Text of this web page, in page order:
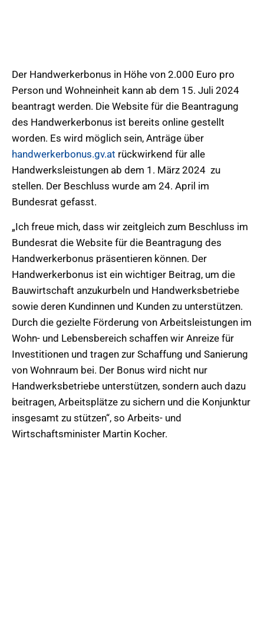
Der Handwerkerbonus in Höhe von 2.000 Euro pro
Person und Wohneinheit kann ab dem 15. Juli 2024
beantragt werden. Die Website für die Beantragung
des Handwerkerbonus ist bereits online gestellt
worden. Es wird möglich sein, Anträge über
handwerkerbonus.gv.at rückwirkend für alle
Handwerksleistungen ab dem 1. März 2024 zu
stellen. Der Beschluss wurde am 24. April im
Bundesrat gefasst.
„Ich freue mich, dass wir zeitgleich zum Beschluss im
Bundesrat die Website für die Beantragung des
Handwerkerbonus präsentieren können. Der
Handwerkerbonus ist ein wichtiger Beitrag, um die
Bauwirtschaft anzukurbeln und Handwerksbetriebe
sowie deren Kundinnen und Kunden zu unterstützen.
Durch die gezielte Förderung von Arbeitsleistungen im
Wohn- und Lebensbereich schaffen wir Anreize für
Investitionen und tragen zur Schaffung und Sanierung
von Wohnraum bei. Der Bonus wird nicht nur
Handwerksbetriebe unterstützen, sondern auch dazu
beitragen, Arbeitsplätze zu sichern und die Konjunktur
insgesamt zu stützen“, so Arbeits- und
Wirtschaftsminister Martin Kocher.